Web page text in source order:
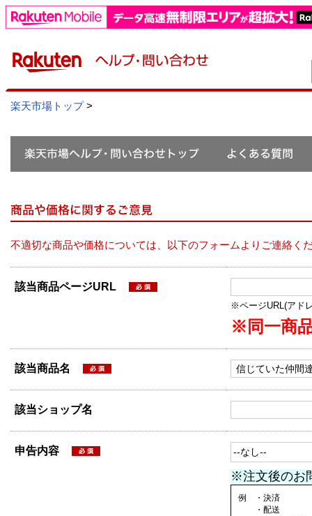
楽天市場トップ>
不適切な商品や価格については、以下のフォームよりご連絡く
該当商品ページURL
※ページURL(アド
※同一商
該当商品名
該当ショップ名
申告内容
※注文後のお
例 ・決済
・配送